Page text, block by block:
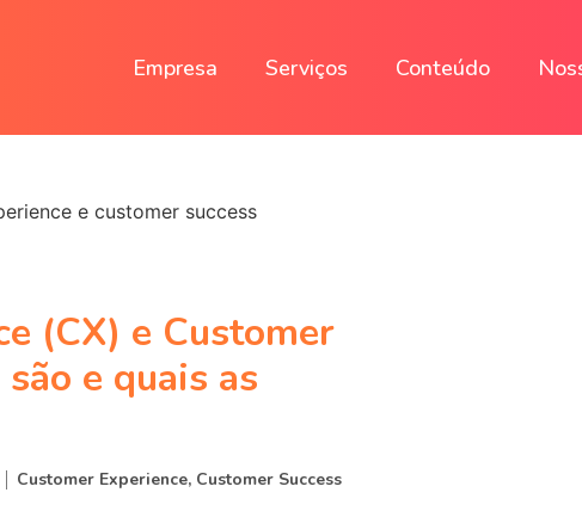
Empresa Serviços Conteúdo
(CX) e Customer
e quais as
Customer Experience, Customer Success